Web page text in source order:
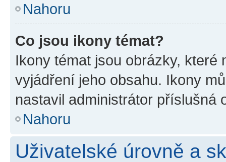
Nahoru
Co jsou ikony témat?
Ikony témat jsou obrázky,
vyjádření jeho obsahu. Ikony
nastavil administrátor příslušná
Nahoru
Uživatelské úrovně a